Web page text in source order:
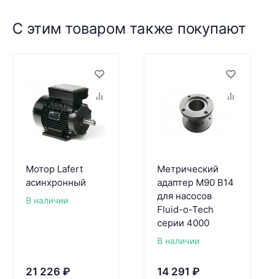
С этим товаром также покупают
Мотор Lafert
асинхронный
В наличии
21 226 ₽
Метрический
адаптер M90 B14
для насосов
Fluid-o-Tech
серии 4000
В наличии
14 291 ₽